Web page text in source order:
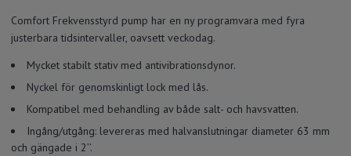
Comfort Frekvensstyrd pump har en ny programvara med fyra
justerbara tidsintervaller, oavsett veckodag.
Mycket stabilt stativ med antivibrationsdynor.
Nyckel för genomskinligt lock med lås.
Kompatibel med behandling av både salt- och havsvatten.
Ingång/utgång: levereras med halvanslutningar diameter 63 mm
och gängade i 2’’.